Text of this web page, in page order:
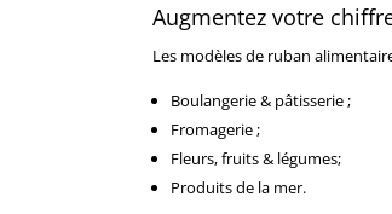
Augmentez votre
Les modèles de ruban
Boulangerie & pâtisserie ;
Fromagerie ;
Fleurs, fruits & légumes;
Produits de la mer.